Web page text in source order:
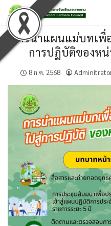
Skip
to
content
การนำแผนแม่บทเพื่
การปฏิบัติของหน่
8 ก.ค. 2568